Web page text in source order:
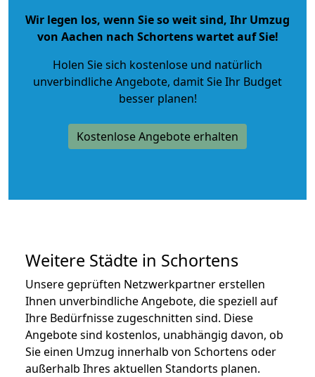
Wir legen los, wenn Sie so weit sind, Ihr Umzug
von Aachen nach Schortens wartet auf Sie!
Holen Sie sich kostenlose und natürlich
unverbindliche Angebote, damit Sie Ihr Budget
besser planen!
Kostenlose Angebote erhalten
Weitere Städte in Schortens
Unsere geprüften Netzwerkpartner erstellen
Ihnen unverbindliche Angebote, die speziell auf
Ihre Bedürfnisse zugeschnitten sind. Diese
Angebote sind kostenlos, unabhängig davon, ob
Sie einen Umzug innerhalb von Schortens oder
außerhalb Ihres aktuellen Standorts planen.